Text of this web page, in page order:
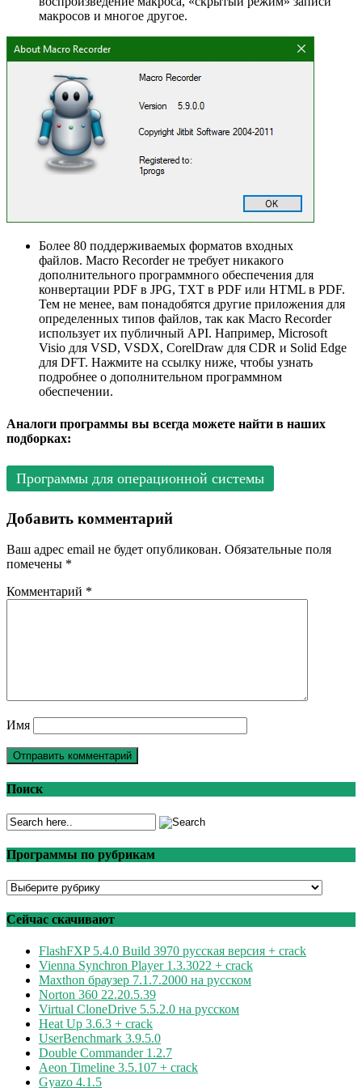
макросов и многое другое.
Более 80 поддерживаемых форматов входных
файлов. Macro Recorder не требует никакого
дополнительного программного обеспечения для
конвертации PDF в JPG, TXT в PDF или HTML в PDF.
Тем не менее, вам понадобятся другие приложения для
определенных типов файлов, так как Macro Recorder
использует их публичный API. Например, Microsoft
Visio для VSD, VSDX, CorelDraw для CDR и Solid Edge
для DFT. Нажмите на ссылку ниже, чтобы узнать
подробнее о дополнительном программном
обеспечении.
Аналоги программы вы всегда можете найти в наших
подборках:
Программы для операционной системы
Добавить комментарий
Ваш адрес email не будет опубликован. Обязательные поля
помечены *
Комментарий *
Имя
Поиск
Программы по рубрикам
Программы
рубрикам
Сейчас скачивают
FlashFXP 5.4.0 Build 3970 русская версия + crack
Vienna Synchron Player 1.3.3022 + crack
Maxthon браузер 7.1.7.2000 на русском
Norton 360 22.20.5.39
Virtual CloneDrive 5.5.2.0 на русском
Heat Up 3.6.3 + crack
UserBenchmark 3.9.5.0
Double Commander 1.2.7
Aeon Timeline 3.5.107 + crack
Gyazo 4.1.5